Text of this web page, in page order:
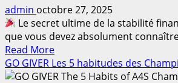
Mindset
admin octobre 27, 2025
Le secret ultime de la stabilité
que vous devez absolument
Read MoreRead
more
about
GO GIVER Les 5 habitudes des